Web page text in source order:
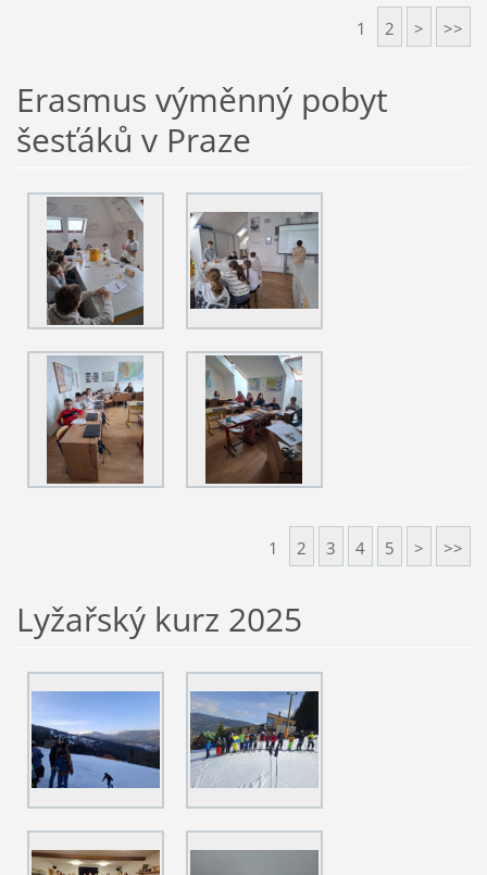
1 2 > >>
Erasmus výměnný pobyt
šesťáků v Praze
1 2 3 4 5 > >>
Lyžařský kurz 2025